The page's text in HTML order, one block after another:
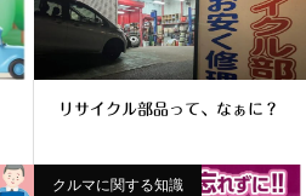
リサイクル部品って、なぁに？
クルマに関する知識